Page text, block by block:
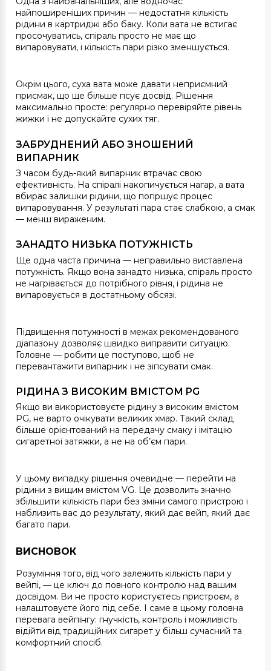
найпоширеніших причин — недостатня кількість
рідини в картриджі або баку. Коли вата не встигає
просочуватись, спіраль просто не має що
випаровувати, і кількість пари різко зменшується.
Окрім цього, суха вата може давати неприємний
присмак, що ще більше псує досвід. Рішення
максимально просте: регулярно перевіряйте рівень
жижки і не допускайте сухих тяг.
ЗАБРУДНЕНИЙ АБО ЗНОШЕНИЙ
ВИПАРНИК
З часом будь-який випарник втрачає свою
ефективність. На спіралі накопичується нагар, а вата
вбирає залишки рідини, що погіршує процес
випаровування. У результаті пара стає слабкою, а смак
— менш вираженим.
ЗАНАДТО НИЗЬКА ПОТУЖНІСТЬ
Ще одна часта причина — неправильно виставлена
потужність. Якщо вона занадто низька, спіраль просто
не нагрівається до потрібного рівня, і рідина не
випаровується в достатньому обсязі.
Підвищення потужності в межах рекомендованого
діапазону дозволяє швидко виправити ситуацію.
Головне — робити це поступово, щоб не
перевантажити випарник і не зіпсувати смак.
РІДИНА З ВИСОКИМ ВМІСТОМ PG
Якщо ви використовуєте рідину з високим вмістом
PG, не варто очікувати великих хмар. Такий склад
більше орієнтований на передачу смаку і імітацію
сигаретної затяжки, а не на об’єм пари.
У цьому випадку рішення очевидне — перейти на
рідини з вищим вмістом VG. Це дозволить значно
збільшити кількість пари без зміни самого пристрою і
наблизить вас до результату, який дає вейп, який дає
багато пари.
ВИСНОВОК
Розуміння того, від чого залежить кількість пари у
вейпі, — це ключ до повного контролю над вашим
досвідом. Ви не просто користуєтесь пристроєм, а
налаштовуєте його під себе. І саме в цьому головна
перевага вейпінгу: гнучкість, контроль і можливість
відійти від традиційних сигарет у більш сучасний та
комфортний спосіб.